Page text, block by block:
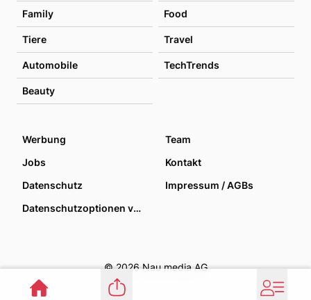
Family Food
Tiere Travel
Automobile TechTrends
Beauty
Werbung
Team
Jobs
Kontakt
Datenschutz
Impressum / AGBs
Datenschutzoptionen verwalten
© 2026 Nau media AG